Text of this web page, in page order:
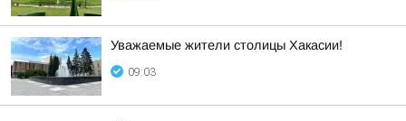
Уважаемые жители столицы Хакасии!
09:03